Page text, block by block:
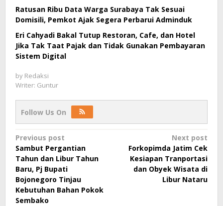
Ratusan Ribu Data Warga Surabaya Tak Sesuai
Domisili, Pemkot Ajak Segera Perbarui Adminduk
Eri Cahyadi Bakal Tutup Restoran, Cafe, dan Hotel
Jika Tak Taat Pajak dan Tidak Gunakan Pembayaran
Sistem Digital
by Redaksi
Writer: Guntur
Follow Us On
Post
navigation
Previous post
Sambut Pergantian
Tahun dan Libur Tahun
Baru, Pj Bupati
Bojonegoro Tinjau
Kebutuhan Bahan Pokok
Sembako
Next post
Forkopimda Jatim Cek
Kesiapan Tranportasi
dan Obyek Wisata di
Libur Nataru